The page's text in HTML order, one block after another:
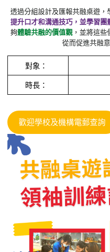
透過分組設計及匯報共融桌遊，
提升口才和溝通技巧，並學習團
夠體驗共融的價值觀 ，並將這
從而促進共融
對象：
時長：
歡迎學校及機構電郵查詢